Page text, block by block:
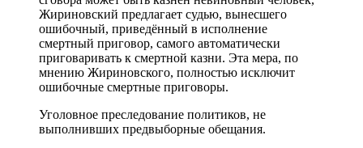
Жириновский предлагает судью, вынесшего
ошибочный, приведённый в исполнение
смертный приговор, самого автоматически
приговаривать к смертной казни. Эта мера, по
мнению Жириновского, полностью исключит
ошибочные смертные приговоры.
Уголовное преследование политиков, не
выполнивших предвыборные обещания.